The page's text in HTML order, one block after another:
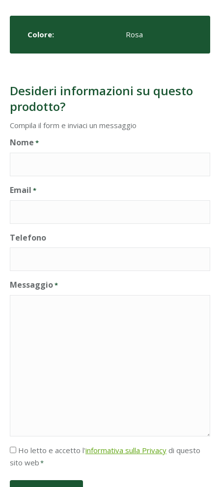
Colore: Rosa
Desideri informazioni su questo
prodotto?
Compila il form e inviaci un messaggio
Nome *
Email *
Telefono
Messaggio*
Accettazione
Privacy
Ho letto e accetto l'informativa sulla Privacy di questo
sito web*